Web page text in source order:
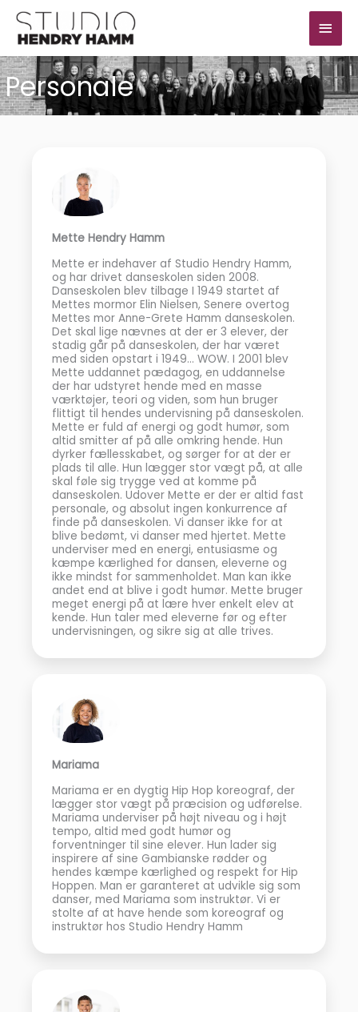
indholdet
Personale
Mette Hendry Hamm
Mette er indehaver af Studio Hendry Hamm,
og har drivet danseskolen siden 2008.
Danseskolen blev tilbage I 1949 startet af
Mettes mormor Elin Nielsen, Senere overtog
Mettes mor Anne-Grete Hamm danseskolen.
Det skal lige nævnes at der er 3 elever, der
stadig går på danseskolen, der har været
med siden opstart i 1949… WOW. I 2001 blev
Mette uddannet pædagog, en uddannelse
der har udstyret hende med en masse
værktøjer, teori og viden, som hun bruger
flittigt til hendes undervisning på danseskolen.
Mette er fuld af energi og godt humør, som
altid smitter af på alle omkring hende. Hun
dyrker fællesskabet, og sørger for at der er
plads til alle. Hun lægger stor vægt på, at alle
skal føle sig trygge ved at komme på
danseskolen. Udover Mette er der er altid fast
personale, og absolut ingen konkurrence af
finde på danseskolen. Vi danser ikke for at
blive bedømt, vi danser med hjertet. Mette
underviser med en energi, entusiasme og
kæmpe kærlighed for dansen, eleverne og
ikke mindst for sammenholdet. Man kan ikke
andet end at blive i godt humør. Mette bruger
meget energi på at lære hver enkelt elev at
kende. Hun taler med eleverne før og efter
undervisningen, og sikre sig at alle trives.
Mariama
Mariama er en dygtig Hip Hop koreograf, der
lægger stor vægt på præcision og udførelse.
Mariama underviser på højt niveau og i højt
tempo, altid med godt humør og
forventninger til sine elever. Hun lader sig
inspirere af sine Gambianske rødder og
hendes kæmpe kærlighed og respekt for Hip
Hoppen. Man er garanteret at udvikle sig som
danser, med Mariama som instruktør. Vi er
stolte af at have hende som koreograf og
instruktør hos Studio Hendry Hamm